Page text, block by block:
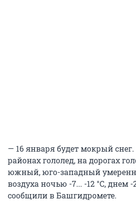
— 16 января будет мокрый
районах гололед, на дорогах
южный, юго-западный
воздуха ночью -7... -12 °С, днем -
сообщили в Башгидромете.